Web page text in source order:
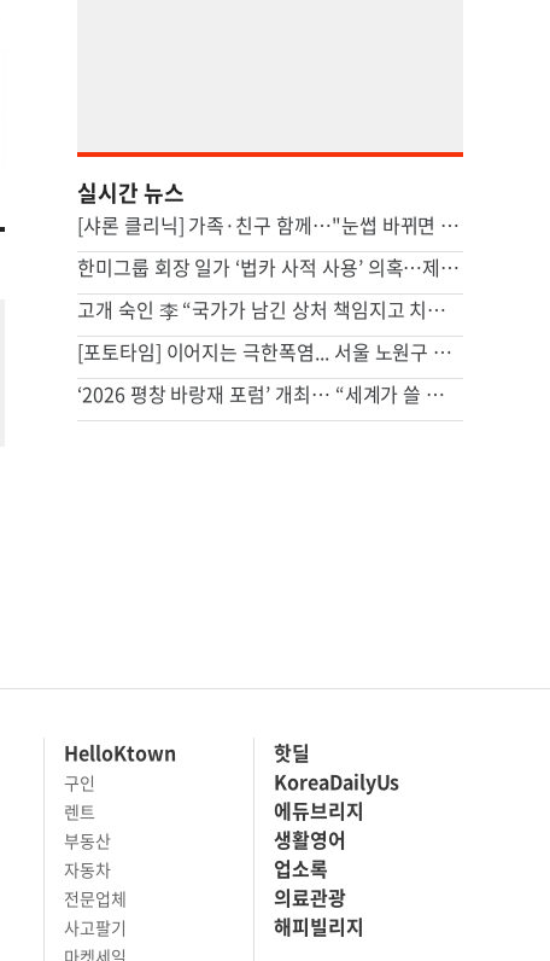
실시간 뉴스
[샤론 클리닉] 가족·친구 함께…"눈썹 바뀌면 인상이 달라진다"
한미그룹 회장 일가 ‘법카 사적 사용’ 의혹…제보자 “조사해야” vs 회사 “사실 아냐”
고개 숙인 李 “국가가 남긴 상처 책임지고 치유”…삼청교육대 등 첫 사과
[포토타임] 이어지는 극한폭염... 서울 노원구 40도 넘어
‘2026 평창 바랑재 포럼’ 개최… “세계가 쓸 산업 AI 표준 만들어야”
HelloKtown
구인
렌트
부동산
자동차
핫딜
KoreaDailyUs
에듀브리지
생활영어
업소록